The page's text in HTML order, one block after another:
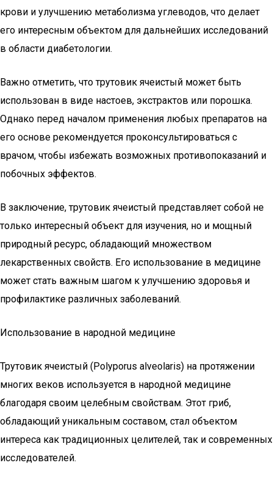
крови и улучшению метаболизма углеводов, что делает
его интересным объектом для дальнейших исследований
в области диабетологии.
Важно отметить, что трутовик ячеистый может быть
использован в виде настоев, экстрактов или порошка.
Однако перед началом применения любых препаратов на
его основе рекомендуется проконсультироваться с
врачом, чтобы избежать возможных противопоказаний и
побочных эффектов.
В заключение, трутовик ячеистый представляет собой не
только интересный объект для изучения, но и мощный
природный ресурс, обладающий множеством
лекарственных свойств. Его использование в медицине
может стать важным шагом к улучшению здоровья и
профилактике различных заболеваний.
Использование в народной медицине
Трутовик ячеистый (Polyporus alveolaris) на протяжении
многих веков используется в народной медицине
благодаря своим целебным свойствам. Этот гриб,
обладающий уникальным составом, стал объектом
интереса как традиционных целителей, так и современных
исследователей.